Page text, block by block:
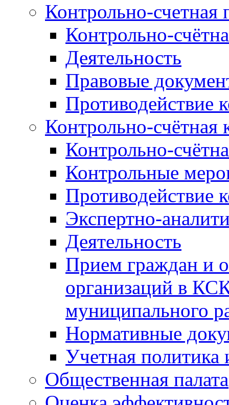
Контрольно-счетная
Контрольно-
Деятельность
Правовые
Противодействие
Контрольно-счётная
Контрольно-
Контрольные
Противодействие
Экспертно-
Деятельность
Прием граждан и
организаций в
муниципального
Нормативные
Учетная политика
Общественная палата